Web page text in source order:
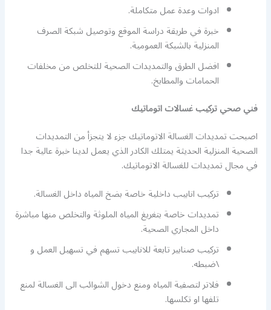
ادوات وعدة عمل متكاملة.
خبرة في طريقة دراسة الموقع وتوصيل شبكة الصرف
المنزلية بالشبكة العمومية.
افضل الطرق والتمديدات الصحية للتخلص من مخلفات
الحمامات والمطابخ.
فني صحي تركيب غسالات اتوماتيك
اصبحت تمديدات الغسالة الاتوماتيك جزء لا يتجزأ من التمديدات
الصحية المنزلية الحديثة يمتلك الكادر الذي يعمل لدينا خبرة عالية جدا
في مجال تمديدات للغسالة الاتوماتيك.
تركيب انابيب داخلية خاصة بضخ المياه داخل الغسالة.
تمديدات خاصة بتغريغ المياه الملوثة والتخلص منها مباشرة
داخل المجاري الصحية.
تركيب صنابير تابعة للانابيب تسهم في تسهيل العمل و
\ضبطه.
فلاتر لتصفية المياه ومنع دخول الشوائب الى الغسالة لمنع
تلفها او تكلسها.